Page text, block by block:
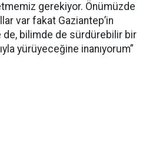
gerekiyor. Önümüzde
var fakat Gaziantep’in
de, bilimde de sürdürebilir bir
yürüyeceğine inanıyorum”